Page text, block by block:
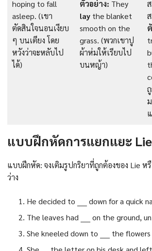
hoping to fall
asleep. (เขา
ตัดสินใจนอนเงียบ
ๆ บนเตียง โดย
หวังว่าจะหลับไป
ได้)
ตัวอย่าง: They
lay the blanket
smooth on the
grass. (พวกเขาปู
ผ้าห่มให้เรียบไป
บนหญ้า)
แบบฝึกหัดการแยกแยะ
แบบฝึกหัด: จงเติมรูปกริยาที่ถูกต้องของ Lie ห
ว่าง
He decided to ____ down for a quick
The leaves had ____ on the ground,
She kneeled down to ____ the